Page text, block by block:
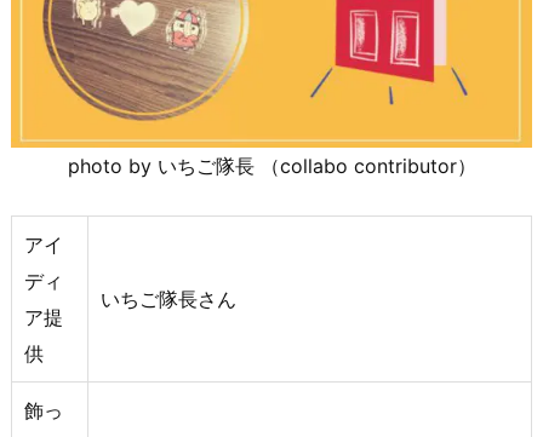
photo by いちご隊長 （collabo contributor）
アイ
ディ
ア提
供
いちご隊長さん
飾っ